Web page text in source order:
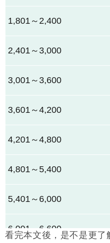
10,201以上
1,801～2,400
2,401～3,000
3,001～3,600
3,601～4,200
4,201～4,800
4,801～5,400
5,401～6,000
6,001～6,600
看完本文後，是不是更